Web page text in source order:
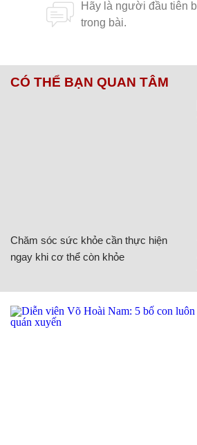
CÓ THỂ BẠN QUAN TÂM
Chăm sóc sức khỏe cần thực hiện
ngay khi cơ thể còn khỏe